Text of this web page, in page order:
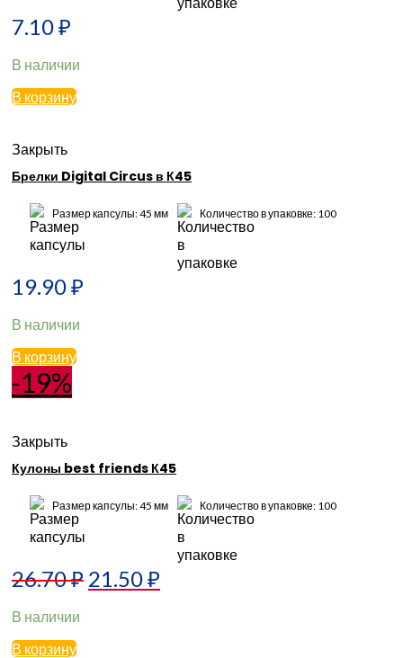
7.10₽
В наличии
В корзину
Закрыть
Брелки Digital Circus в К45
Размер капсулы: 45 мм Количество в упаковке: 100
19.90₽
В наличии
В корзину
-19%
Закрыть
Кулоны best friends К45
Размер капсулы: 45 мм Количество в упаковке: 100
26.70₽ 21.50₽
В наличии
В корзину